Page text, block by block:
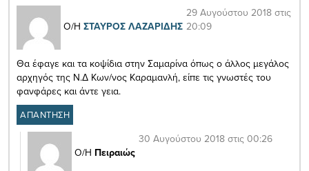
Ο/Η ΣΤΑΥΡΟΣ ΛΑΖΑΡΙΔΗΣ
29 Αυγούστου 2018 στις
20:09
Θα έφαγε και τα κοψίδια στην Σαμαρίνα όπως ο άλλος μεγάλος
αρχηγός της Ν.Δ Κων/νος Καραμανλή, είπε τις γνωστές του
φανφάρες και άντε γεια.
ΑΠΑΝΤΗΣΗ
Ο/Η Πειραιώς
30 Αυγούστου 2018 στις 00:26